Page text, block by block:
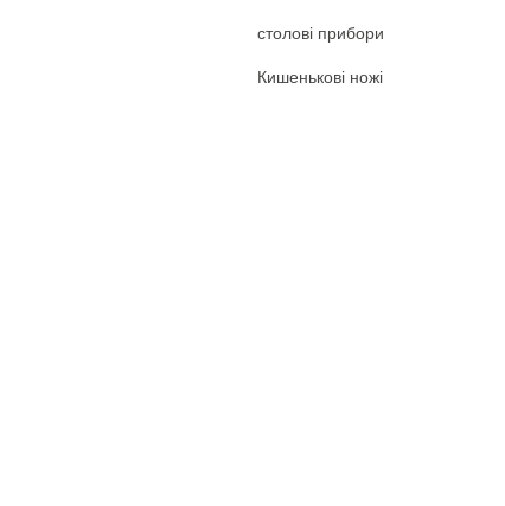
столові прибори
Кишенькові ножі